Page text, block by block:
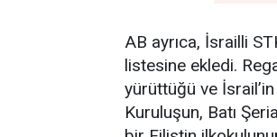
AB ayrıca, İsrailli
listesine ekledi.
yürüttüğü ve
Kuruluşun, Batı